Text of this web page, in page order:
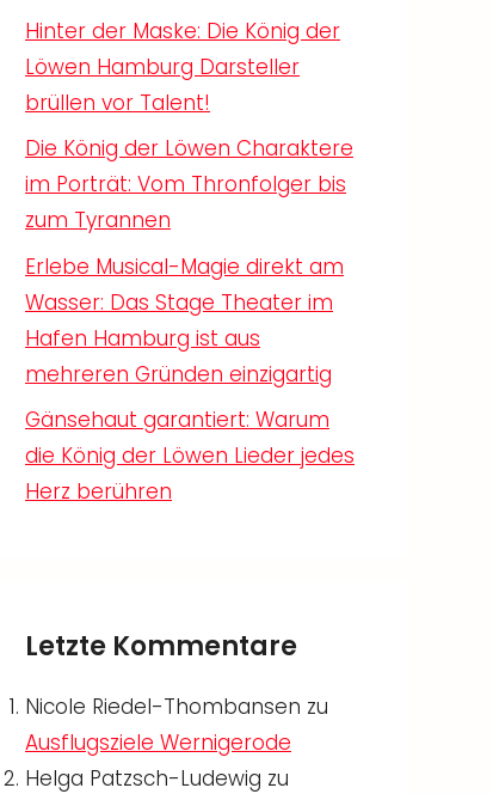
Hinter der Maske: Die König der
Löwen Hamburg Darsteller
brüllen vor Talent!
Die König der Löwen Charaktere
im Porträt: Vom Thronfolger bis
zum Tyrannen
Erlebe Musical-Magie direkt am
Wasser: Das Stage Theater im
Hafen Hamburg ist aus
mehreren Gründen einzigartig
Gänsehaut garantiert: Warum
die König der Löwen Lieder jedes
Herz berühren
Letzte Kommentare
Nicole Riedel-Thombansen zu
Ausflugsziele Wernigerode
Helga Patzsch-Ludewig zu